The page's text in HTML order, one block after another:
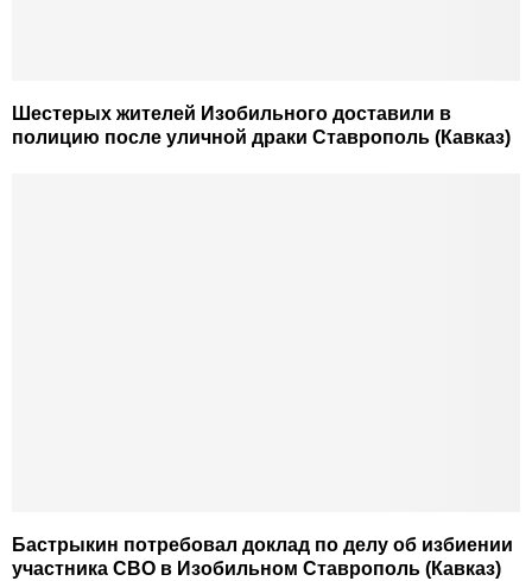
Шестерых жителей Изобильного доставили в
полицию после уличной драки Ставрополь (Кавказ)
Бастрыкин потребовал доклад по делу об избиении
участника СВО в Изобильном Ставрополь (Кавказ)